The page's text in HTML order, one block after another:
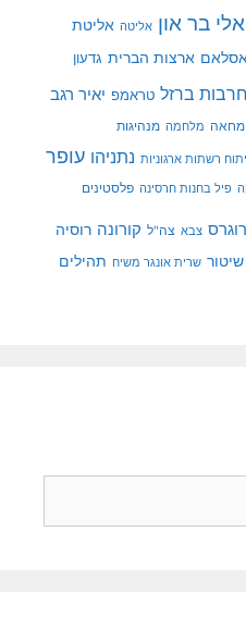
אלי בר און אליטה אליטת
אסלאם ארצות הברית גדעון
חרבות ברזל טראמפ יאיר רגב
מחאה מלחמה מנהיגות
רשתות ארגוניות נתניהו עופר
פיל בחנות חרסינה פלסטינים
צבא צה"ל קורונה רוסיה
שיטור שרית אונגר משיח תהילים